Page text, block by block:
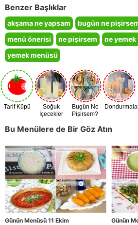
Benzer Başlıklar
akşama ne yapsam bugün ne
menü önerisi
ne pişirsem
ne yemek
yemek menüsü
Tarif Küpü
Soğuk
İçecekler
Bugün Ne
Pişirsem?
Bu Menülere de Bir Göz Atın
Günün Menüsü 11 Ekim Günün